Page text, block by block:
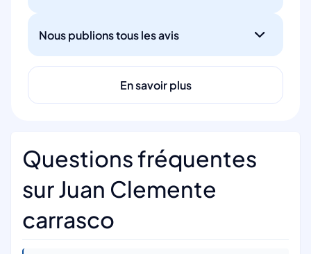
Nous publions tous les avis
En savoir plus
Questions fréquentes
sur Juan Clemente
carrasco